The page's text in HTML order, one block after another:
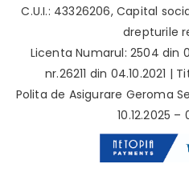
C.U.I.: 43326206, Capital
drepturile
Licenta Numarul: 2504 din
nr.26211 din 04.10.2021 |
Polita de Asigurare Geroma
10.12.2025 –